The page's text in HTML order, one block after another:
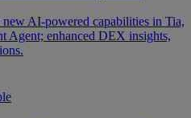
new AI-powered capabilities in Tia,
Agent; enhanced DEX insights,